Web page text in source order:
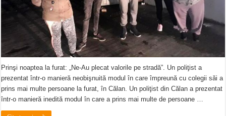
Prinşi noaptea la furat: „Ne-Au plecat valorile pe stradă”. Un poliţist a
prezentat într-o manieră neobişnuită modul în care împreună cu colegii săi a
prins mai multe persoane la furat, în Călan. Un poliţist din Călan a prezentat
într-o manieră inedită modul în care a prins mai multe de persoane …